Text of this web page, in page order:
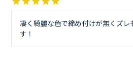
凄く綺麗な色で締め付けが無くズレ
す！